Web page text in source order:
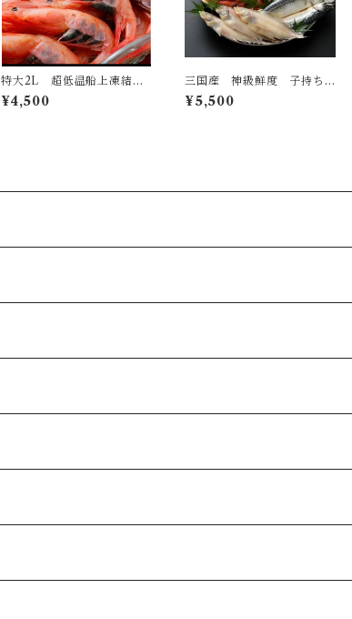
特大2L 超低温船上凍結
三國産甘えび
¥4,500
三国産 神級鮮度 子持ち
甘えびFULLMAX
¥5,500